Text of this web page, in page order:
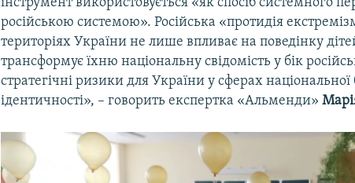
російською системою». Російська «протидія
територіях України не лише впливає на поведінку
трансформує їхню національну свідомість у бік
стратегічні ризики для України у сферах національної
ідентичності», – говорить експертка «Альменди»